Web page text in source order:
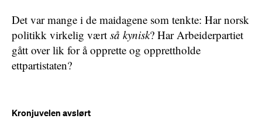
Det var mange i de maidagene som tenkte: Har norsk
politikk virkelig vært så kynisk? Har Arbeiderpartiet
gått over lik for å opprette og opprettholde
ettpartistaten?
Kronjuvelen avslørt